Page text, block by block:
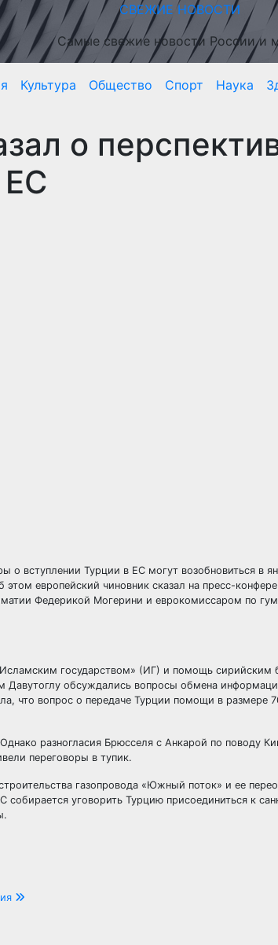
СВЕЖИЕ НОВОСТИ
Самые свежие новости России и
Культура Общество Спорт Наука
о
ЕС
вступлении Турции в ЕС могут возобновиться в
европейский чиновник сказал на пресс-
Федерикой Могерини и еврокомиссаром по
государством» (ИГ) и помощь
обсуждались вопросы обмена
что вопрос о передаче Турции помощи в размере
разногласия Брюсселя с Анкарой по поводу
переговоры в тупик.
газопровода «Южный поток» и ее
собирается уговорить Турцию присоединиться к